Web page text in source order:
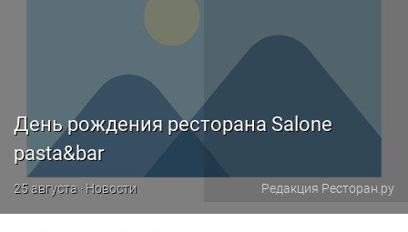
День рождения ресторана Salone
pasta&bar
25 августа · Новости Редакция Ресторан.ру